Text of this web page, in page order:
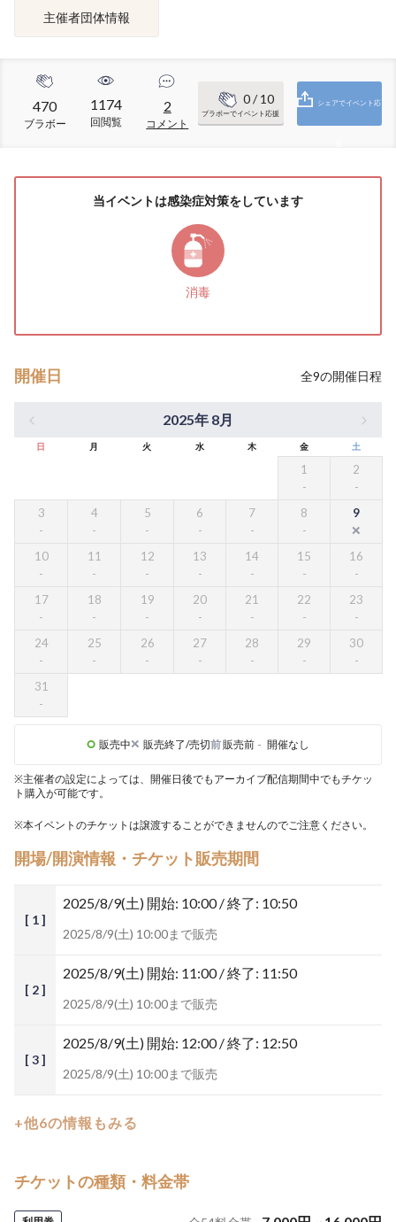
主催者団体情報
470
ブラボー
1174
回閲覧
2
コメント
0/ 10
ブラボーでイベント応援
シェアでイベント応
当イベントは感染症対策をしています
消毒
開催日 全9の開催日程
2025年 8月
日 月 火 水 木 金 土
1 2
3 4 5 6 7 8 9
10 11 12 13 14 15 16
17 18 19 20 21 22 23
24 25 26 27 28 29 30
31
販売中 販売終了/売切前販売前 - 開催なし
※主催者の設定によっては、開催日後でもアーカイブ配信期間中でもチケッ
ト購入が可能です。
※本イベントのチケットは譲渡することができませんのでご注意ください。
開場/開演情報・チケット販売期間
[ 1 ]
2025/8/9(土) 開始: 10:00 / 終了: 10:50
2025/8/9(土) 10:00まで販売
[ 2 ]
2025/8/9(土) 開始: 11:00 / 終了: 11:50
2025/8/9(土) 10:00まで販売
[ 3 ]
2025/8/9(土) 開始: 12:00 / 終了: 12:50
2025/8/9(土) 10:00まで販売
+他6の情報もみる
チケットの種類・料金帯